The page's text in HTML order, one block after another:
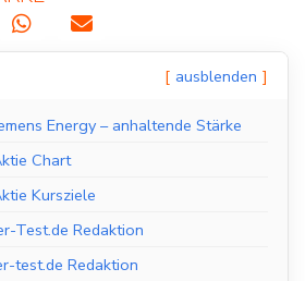
ausblenden
Energy – anhaltende Stärke
Chart
Kursziele
Test.de Redaktion
test.de Redaktion